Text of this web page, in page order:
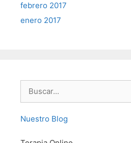
febrero 2017
enero 2017
Nuestro Blog